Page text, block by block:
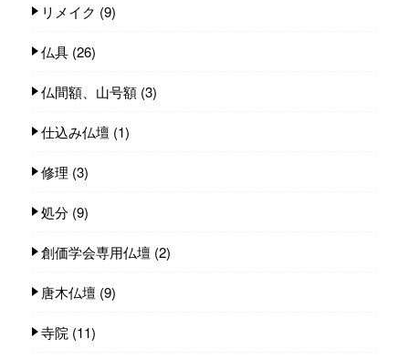
リメイク (9)
仏具 (26)
仏間額、山号額 (3)
仕込み仏壇 (1)
修理 (3)
処分 (9)
創価学会専用仏壇 (2)
唐木仏壇 (9)
寺院 (11)